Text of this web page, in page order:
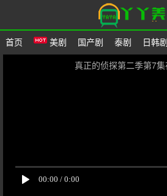
爱美剧网
首页 美剧 国产剧 泰剧 日韩剧
真正的侦探第二季第7